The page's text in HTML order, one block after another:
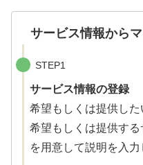
サービス情報から
STEP1
サービス情報の登録
希望もしくは提供し
希望もしくは提供す
を用意して説明を入力